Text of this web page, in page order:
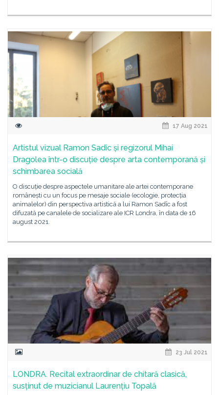
17 Aug 2021
Artistul vizual Ramon Sadîc și regizorul Mihai
Dragolea într-o discuție despre arta contemporană și
schimbarea socială
O discuție despre aspectele umanitare ale artei contemporane
românești cu un focus pe mesaje sociale (ecologie, protecția
animalelor) din perspectiva artistică a lui Ramon Sadîc a fost
difuzată pe canalele de socializare ale ICR Londra, în data de 16
august 2021.
23 Jul 2021
LONDRA. Recital extraordinar de chitară clasică,
susținut de muzicianul Laurențiu Topală